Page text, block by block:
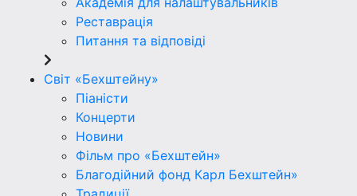
Реставрація
Питання та відповіді
Світ «Бехштейну»
Піаністи
Концерти
Новини
Фільм про «Бехштейн»
Благодійний фонд Карл Бехштейн»